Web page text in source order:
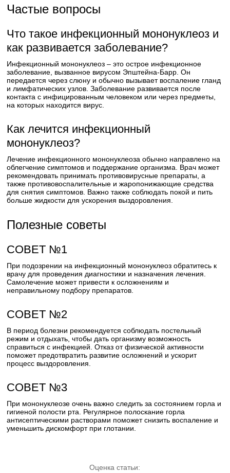
Частые вопросы
Что такое инфекционный мононуклеоз и
как развивается заболевание?
Инфекционный мононуклеоз – это острое инфекционное
заболевание, вызванное вирусом Эпштейна-Барр. Он
передается через слюну и обычно вызывает воспаление гланд
и лимфатических узлов. Заболевание развивается после
контакта с инфицированным человеком или через предметы,
на которых находится вирус.
Как лечится инфекционный
мононуклеоз?
Лечение инфекционного мононуклеоза обычно направлено на
облегчение симптомов и поддержание организма. Врач может
рекомендовать принимать противовирусные препараты, а
также противовоспалительные и жаропонижающие средства
для снятия симптомов. Важно также соблюдать покой и пить
больше жидкости для ускорения выздоровления.
Полезные советы
СОВЕТ №1
При подозрении на инфекционный мононуклеоз обратитесь к
врачу для проведения диагностики и назначения лечения.
Самолечение может привести к осложнениям и
неправильному подбору препаратов.
СОВЕТ №2
В период болезни рекомендуется соблюдать постельный
режим и отдыхать, чтобы дать организму возможность
справиться с инфекцией. Отказ от физической активности
поможет предотвратить развитие осложнений и ускорит
процесс выздоровления.
СОВЕТ №3
При мононуклеозе очень важно следить за состоянием горла и
гигиеной полости рта. Регулярное полоскание горла
антисептическими растворами поможет снизить воспаление и
уменьшить дискомфорт при глотании.
Оценка статьи: